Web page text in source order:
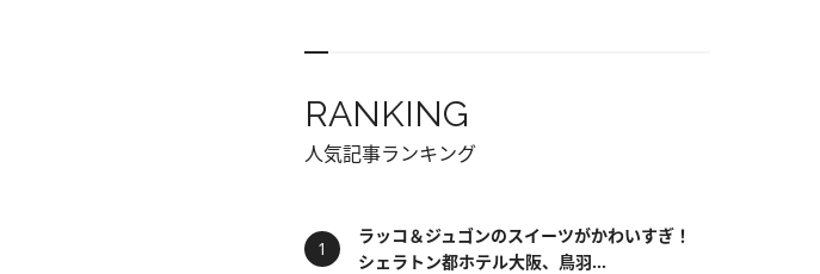
RANKING
人気記事ランキング
ラッコ＆ジュゴンのスイーツがかわいすぎ！
シェラトン都ホテル大阪、鳥羽...